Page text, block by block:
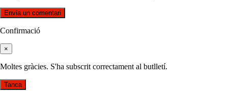
Confirmació
×
Moltes gràcies. S'ha subscrit correctament al butlletí.
Tanca